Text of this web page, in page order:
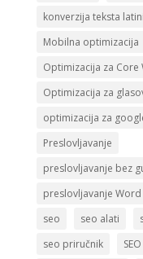
konverzija teksta
Mobilna optimizacija
Optimizacija za Core
Optimizacija za
optimizacija za
Preslovljavanje
preslovljavanje bez
preslovljavanje
seo
seo alati
seo priručnik